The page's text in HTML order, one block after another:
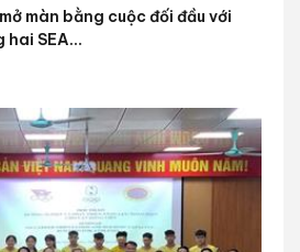
màn bằng cuộc đối đầu với
SEA...